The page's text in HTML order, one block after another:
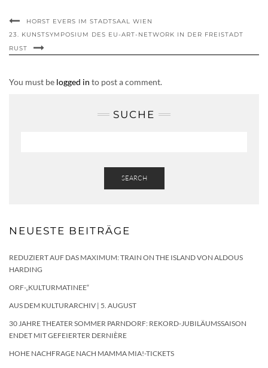
HORST EVERS IM STADTSAAL WIEN
23. KUNSTSYMPOSIUM DES EU-ART-NETWORK IN DER FREISTADT
RUST
You must be logged in to post a comment.
SUCHE
SEARCH
NEUESTE BEITRÄGE
REDUZIERT AUF DAS MAXIMUM: TRAIN ON THE ISLAND VON ALDOUS
HARDING
ORF-„KULTURMATINEE“
AUS DEM KULTURARCHIV | 5. AUGUST
30 JAHRE THEATER SOMMER PARNDORF: REKORD-JUBILÄUMSSAISON
ENDET MIT GEFEIERTER DERNIÈRE
HOHE NACHFRAGE NACH MAMMA MIA!-TICKETS